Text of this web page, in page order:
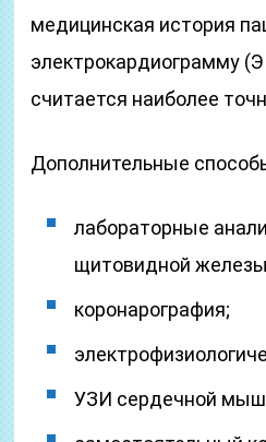
медицинская история
электрокардиограмму
считается наиболее
Дополнительные
лабораторные
щитовидной
коронарография;
УЗИ сердечной